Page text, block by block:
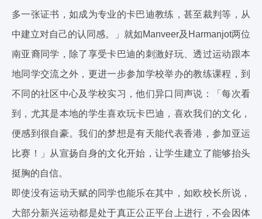
多一张证书，如成为专业的卡巴迪教练，甚至裁判等，从
中建立对自己的认同感。」就如Manveer及Harmanjot两位
南亚裔同学，除了享受卡巴迪的刺激好玩、透过运动跟本
地同学交流之外，更进一步参加学校举办的教练课程，到
不同的社区中心及学校实习，他们异口同声说：「每次看
到，尤其是本地的学生喜欢玩卡巴迪，喜欢我们的文化，
便感到很自豪。我们的梦想是有天能代表香港，参加亚运
比赛！」从宣扬自身的文化开始，让学生建立了能够抬头
挺胸的自信。
即使没有运动天赋的同学也能乐在其中，如欧校长所说，
大部分新兴运动都是处于真正公正平台上进行，不会因体